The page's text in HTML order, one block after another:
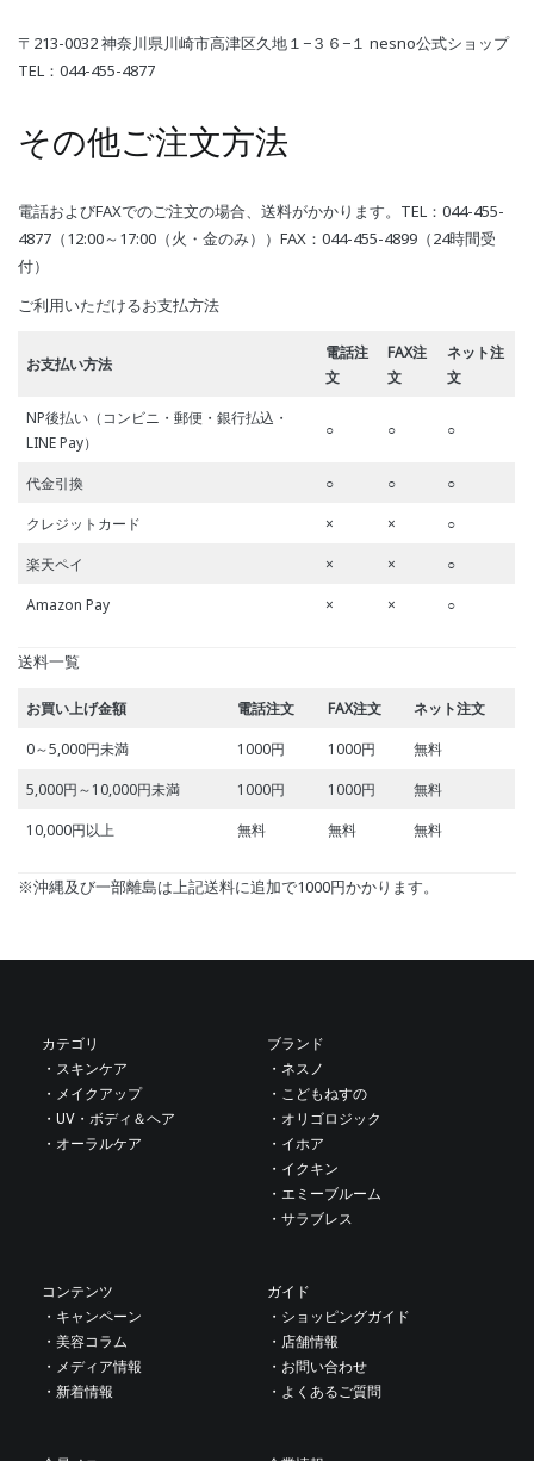
〒213-0032 神奈川県川崎市高津区久地１−３６−１ nesno公式ショップ
TEL：044-455-4877
その他ご注文方法
電話およびFAXでのご注文の場合、送料がかかります。TEL：044-455-
4877（12:00～17:00（火・金のみ））FAX：044-455-4899（24時間受
付）
ご利用いただけるお支払方法
お支払い方法
電話注
文
FAX注
文
ネット注
文
NP後払い（コンビニ・郵便・銀行払込・
LINE Pay）
○ ○ ○
代金引換 ○ ○
○
クレジットカード
× ×
○
楽天ペイ
× ×
○
Amazon Pay
× × ○
送料一覧
お買い上げ金額 電話注文 FAX注文
ネット注文
0～5,000円未満
1000円 1000円
無料
5,000円～10,000円未満
1000円 1000円
無料
10,000円以上
無料 無料 無料
※沖縄及び一部離島は上記送料に追加で1000円かかります。
カテゴリ
・スキンケア
・メイクアップ
・UV・ボディ＆ヘア
・オーラルケア
ブランド
・ネスノ
・こどもねすの
・オリゴロジック
・イホア
・イクキン
・エミーブルーム
・サラブレス
コンテンツ
・キャンペーン
・美容コラム
・メディア情報
・新着情報
ガイド
・ショッピングガイド
・店舗情報
・お問い合わせ
・よくあるご質問